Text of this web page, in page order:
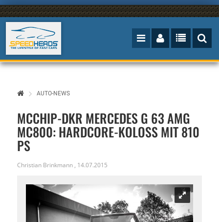
AUTO-NEWS
MCCHIP-DKR MERCEDES G 63 AMG
MC800: HARDCORE-KOLOSS MIT 810
PS
Christian Brinkmann , 14.07.2015